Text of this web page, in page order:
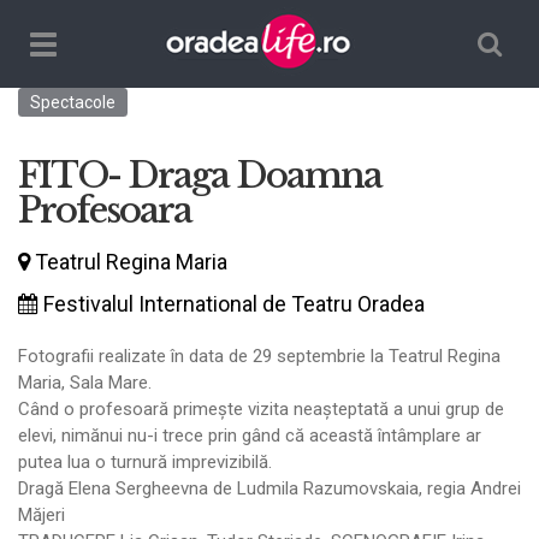
TPL_ORADEALIFE_TOGGLE_NAVIGATION
Spectacole
FITO- Draga Doamna
Profesoara
Teatrul Regina Maria
Festivalul International de Teatru Oradea
Fotografii realizate în data de 29 septembrie la Teatrul Regina
Maria, Sala Mare.
Când o profesoară primește vizita neașteptată a unui grup de
elevi, nimănui nu-i trece prin gând că această întâmplare ar
putea lua o turnură imprevizibilă.
Dragă Elena Sergheevna de Ludmila Razumovskaia, regia Andrei
Măjeri